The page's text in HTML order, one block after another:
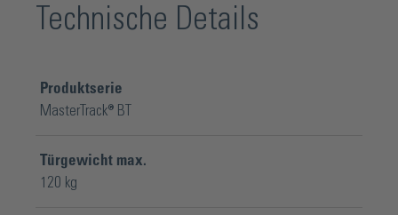
Technische Details
Produktserie
MasterTrack® BT
Türgewicht max.
120 kg